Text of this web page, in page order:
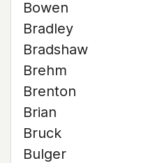
Bowen
Bradley
Bradshaw
Brehm
Brenton
Brian
Bruck
Bulger